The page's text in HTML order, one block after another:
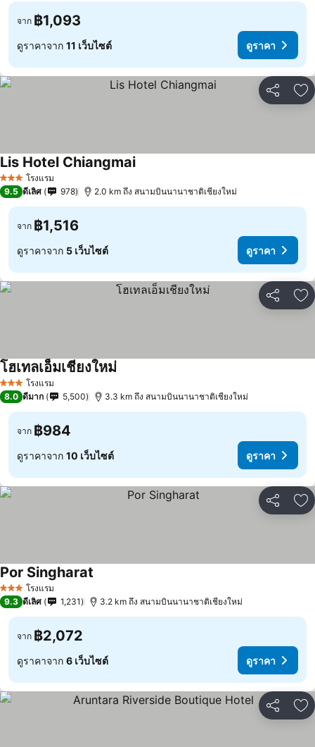
จาก ฿1,093
ดูราคาจาก 11 เว็บไซต์ ดูราคา
แชร์ เ
3 ดาว โรงแรม
Lis Hotel Chiangmai
9.5 ดีเลิศ 978 2.0 km ถึง สนามบินนานาชาติเชียงใหม่
จาก ฿1,516
ดูราคาจาก 5 เว็บไซต์ ดูราคา
แชร์ เ
3 ดาว โรงแรม
โฮเทลเอ็มเชียงใหม่
8.0 ดีมาก 5,500 3.3 km ถึง สนามบินนานาชาติเชียงใหม่
จาก ฿984
ดูราคาจาก 10 เว็บไซต์ ดูราคา
แชร์ เ
3 ดาว โรงแรม
Por Singharat
9.3 ดีเลิศ 1,231 3.2 km ถึง สนามบินนานาชาติเชียงใหม่
จาก ฿2,072
ดูราคาจาก 6 เว็บไซต์ ดูราคา
แชร์ เ